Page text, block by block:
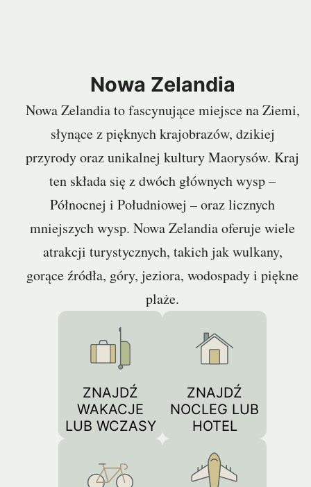
Nowa Zelandia
Nowa Zelandia to fascynujące miejsce na Ziemi,
słynące z pięknych krajobrazów, dzikiej
przyrody oraz unikalnej kultury Maorysów. Kraj
ten składa się z dwóch głównych wysp –
Północnej i Południowej – oraz licznych
mniejszych wysp. Nowa Zelandia oferuje wiele
atrakcji turystycznych, takich jak wulkany,
gorące źródła, góry, jeziora, wodospady i piękne
plaże.
ZNAJDŹ
WAKACJE
LUB WCZASY
ZNAJDŹ
NOCLEG LUB
HOTEL